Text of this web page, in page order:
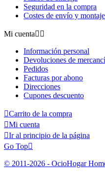
Seguridad en la compra
Costes de envío y
Mi cuenta 
Información personal
Devoluciones de
Pedidos
Facturas por abono
Direcciones
Cupones descuento
Carrito de la compra
Mi cuenta
Ir al principio de la página
Go Top
© 2011-2026 - OcioHogar